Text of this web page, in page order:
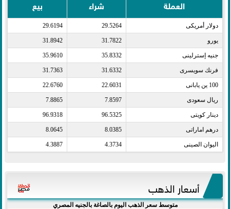
العملة شراء بيع
دولار أمريكى​ 29.5264
29.6194
يورو​ 31.7822
31.8942
جنيه إسترلينى​ 35.8332
35.9610
فرنك سويسرى​ 31.6332
31.7363
100 ين يابانى​ 22.6031
22.6760
ريال سعودى​ 7.8597
7.8865
دينار كويتى​ 96.5325
96.9318
درهم اماراتى​ 8.0385
8.0645
اليوان الصينى​ 4.3734
4.3887
أسعار الذهب
متوسط سعر الذهب اليوم بالصاغة بالجنيه المصري